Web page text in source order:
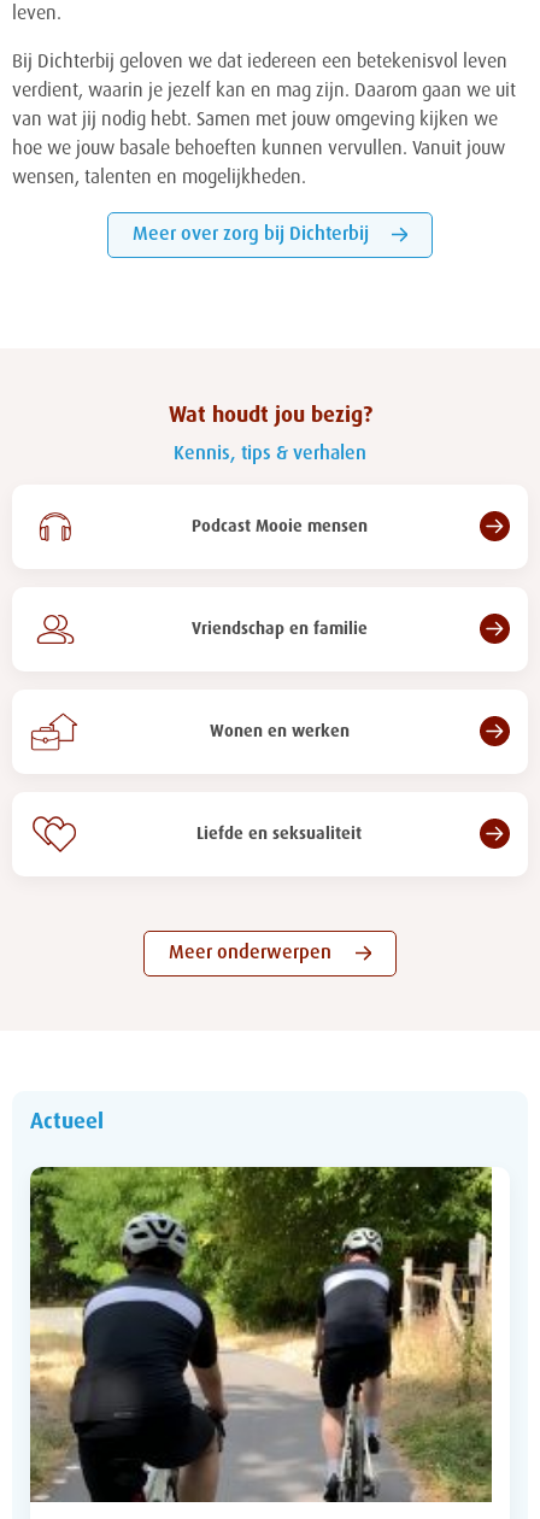
leven.
Bij Dichterbij geloven we dat iedereen een betekenisvol leven
verdient, waarin je jezelf kan en mag zijn. Daarom gaan we uit
van wat jij nodig hebt. Samen met jouw omgeving kijken we
hoe we jouw basale behoeften kunnen vervullen. Vanuit jouw
wensen, talenten en mogelijkheden.
Meer over zorg bij Dichterbij
Wat houdt jou bezig?
Kennis, tips & verhalen
Podcast Mooie mensen
Vriendschap en familie
Wonen en werken
Liefde en seksualiteit
Meer onderwerpen
Actueel